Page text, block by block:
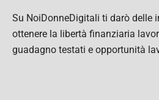
Su NoiDonneDigitali ti darò delle
ottenere la libertà finanziaria
guadagno testati e opportunità